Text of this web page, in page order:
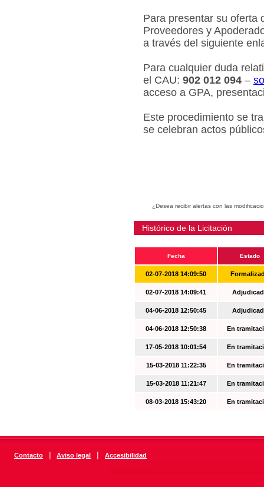
Para presentar su oferta
Proveedores y
a través del siguiente
Para cualquier duda
el CAU: 902 012 094 –
acceso a GPA,
Este procedimiento se
se celebran actos
¿Desea recibir alertas con las
Histórico de la Licitación
Fecha Estado
02-07-2018 14:09:50
02-07-2018 14:09:41
04-06-2018 12:50:45
04-06-2018 12:50:38 En
17-05-2018 10:01:54 En
15-03-2018 11:22:35 En
15-03-2018 11:21:47 En
08-03-2018 15:43:20 En
Contacto | Aviso legal | Accesibilidad